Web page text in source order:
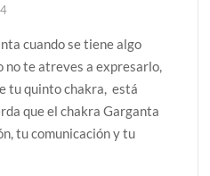
energética de la sexualidad
cuando se tiene algo
no te atreves a expresarlo,
tu quinto chakra, está
que el chakra Garganta
tu comunicación y tu